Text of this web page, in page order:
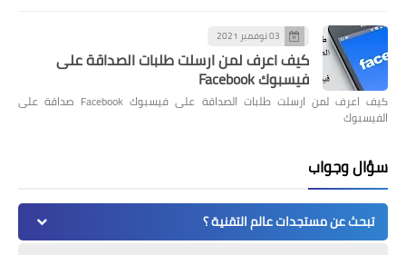
03 نوفمبر 2021
كيف اعرف لمن ارسلت طلبات الصداقة على
فيسبوك Facebook
كيف اعرف لمن ارسلت طلبات الصداقة على فيسبوك Facebook صداقة على
الفيسبوك
سؤال وجواب
تبحث عن مستجدات عالم التقنية ؟